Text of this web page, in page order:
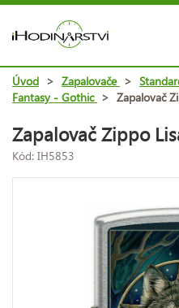
Úvod > Zapalovače >
Fantasy - Gothic > Zapalovač
Zapalovač Zippo
Kód: IH5853